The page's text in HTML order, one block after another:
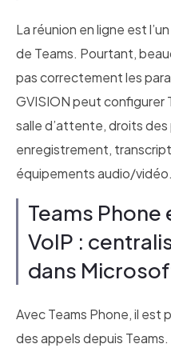
La réunion en ligne est
de Teams. Pourtant,
pas correctement les
GVISION peut configurer
salle d’attente, droits
enregistrement,
équipements audio/vidéo.
Teams
VoIP :
dans
Avec Teams Phone, il est
des appels depuis